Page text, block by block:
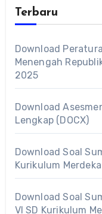
Terbaru
Download
Menengah
2025
Download
Lengkap (DOCX)
Download Soal
Kurikulum Merdeka
Download Soal
VI SD Kurikulum